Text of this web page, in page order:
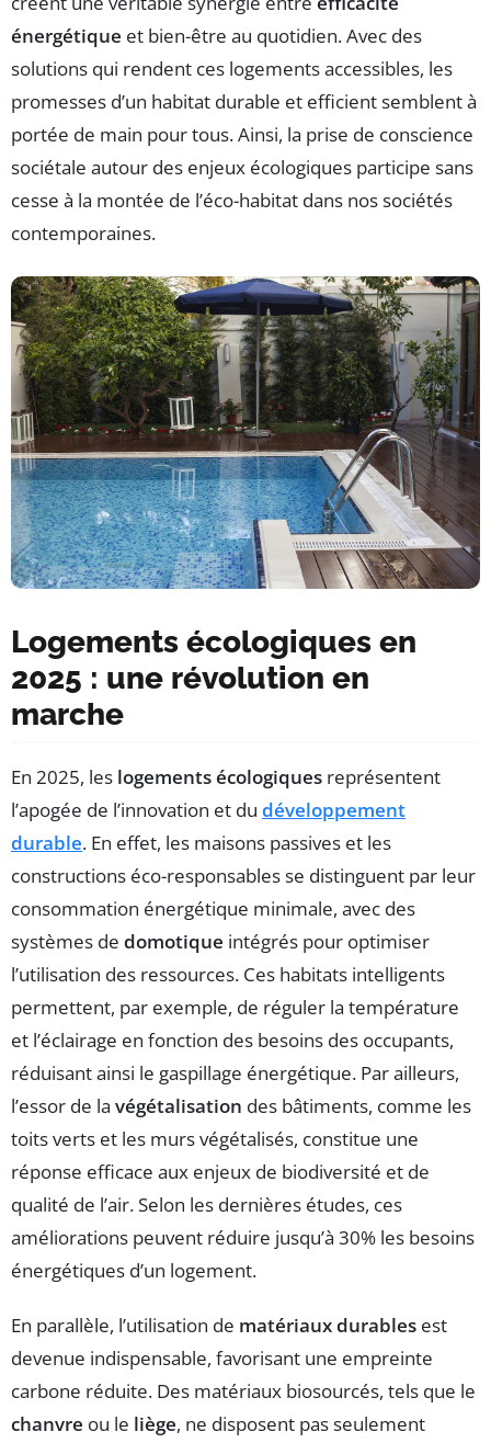
énergétique et bien-être au quotidien. Avec des
solutions qui rendent ces logements accessibles, les
promesses d’un habitat durable et efficient semblent à
portée de main pour tous. Ainsi, la prise de conscience
sociétale autour des enjeux écologiques participe sans
cesse à la montée de l’éco-habitat dans nos sociétés
contemporaines.
Logements écologiques en
2025 : une révolution en
marche
En 2025, les logements écologiques représentent
l’apogée de l’innovation et du développement
durable. En effet, les maisons passives et les
constructions éco-responsables se distinguent par leur
consommation énergétique minimale, avec des
systèmes de domotique intégrés pour optimiser
l’utilisation des ressources. Ces habitats intelligents
permettent, par exemple, de réguler la température
et l’éclairage en fonction des besoins des occupants,
réduisant ainsi le gaspillage énergétique. Par ailleurs,
l’essor de la végétalisation des bâtiments, comme les
toits verts et les murs végétalisés, constitue une
réponse efficace aux enjeux de biodiversité et de
qualité de l’air. Selon les dernières études, ces
améliorations peuvent réduire jusqu’à 30% les besoins
énergétiques d’un logement.
En parallèle, l’utilisation de matériaux durables est
devenue indispensable, favorisant une empreinte
carbone réduite. Des matériaux biosourcés, tels que le
chanvre ou le liège, ne disposent pas seulement